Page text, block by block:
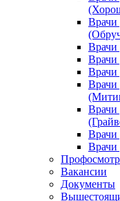
Врачи
Врачи
Врачи
Врачи
Врачи
Врачи
Врачи
Врачи
Вакансии
Документы